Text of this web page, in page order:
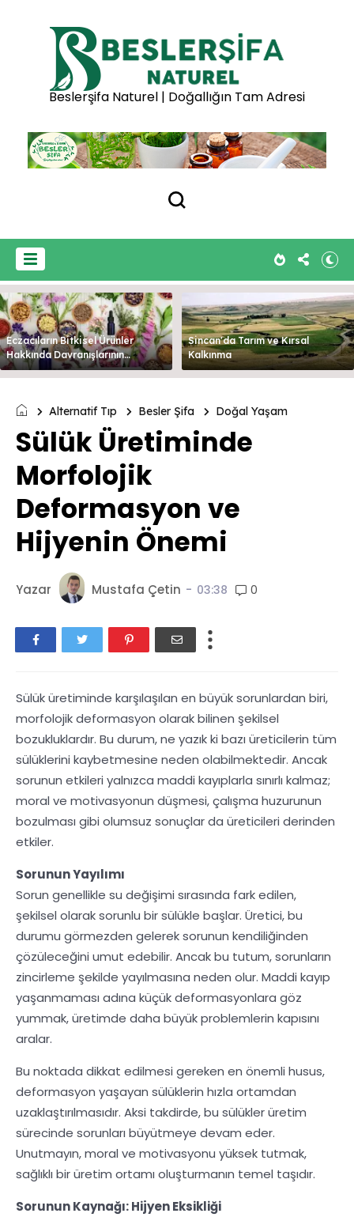
Beslerşifa Naturel | Doğallığın Tam Adresi
Eczacıların Bitkisel Ürünler
Hakkında Davranışlarının
Değerlendirilmesi
Sincan'da Tarım ve Kırsal
Kalkınma
Alternatif Tıp Besler Şifa Doğal Yaşam
Sülük Üretiminde
Morfolojik
Deformasyon ve
Hijyenin Önemi
Yazar Mustafa Çetin - 03:38 0
Sülük üretiminde karşılaşılan en büyük sorunlardan biri,
morfolojik deformasyon olarak bilinen şekilsel
bozukluklardır. Bu durum, ne yazık ki bazı üreticilerin tüm
sülüklerini kaybetmesine neden olabilmektedir. Ancak
sorunun etkileri yalnızca maddi kayıplarla sınırlı kalmaz;
moral ve motivasyonun düşmesi, çalışma huzurunun
bozulması gibi olumsuz sonuçlar da üreticileri derinden
etkiler.
Sorunun Yayılımı
Sorun genellikle su değişimi sırasında fark edilen,
şekilsel olarak sorunlu bir sülükle başlar. Üretici, bu
durumu görmezden gelerek sorunun kendiliğinden
çözüleceğini umut edebilir. Ancak bu tutum, sorunların
zincirleme şekilde yayılmasına neden olur. Maddi kayıp
yaşanmaması adına küçük deformasyonlara göz
yummak, üretimde daha büyük problemlerin kapısını
aralar.
Bu noktada dikkat edilmesi gereken en önemli husus,
deformasyon yaşayan sülüklerin hızla ortamdan
uzaklaştırılmasıdır. Aksi takdirde, bu sülükler üretim
sürecinde sorunları büyütmeye devam eder.
Unutmayın, moral ve motivasyonu yüksek tutmak,
sağlıklı bir üretim ortamı oluşturmanın temel taşıdır.
Sorunun Kaynağı: Hijyen Eksikliği